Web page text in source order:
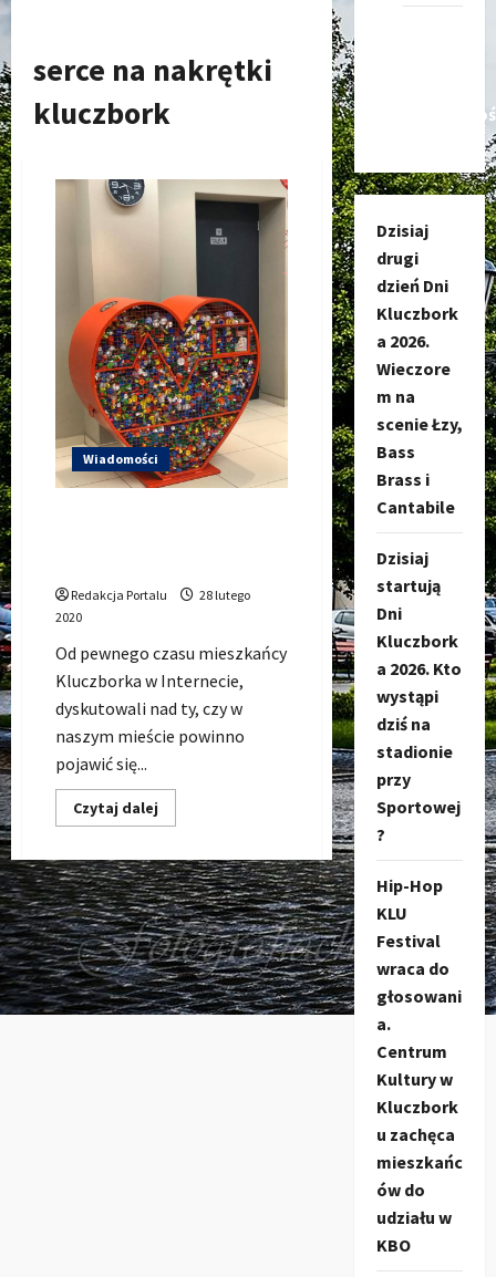
serce na nakrętki
kluczbork
Wiadomości
Redakcja Portalu
28 lutego
2020
Od pewnego czasu mieszkańcy
Kluczborka w Internecie,
dyskutowali nad ty, czy w
naszym mieście powinno
pojawić się...
Czytaj dalej
się
W
Kinie
bajka
stanęło
serce
na
nakrętki.
Zapełniono
je
w
Dzisiaj
drugi
dzień Dni
Kluczbork
a 2026.
Wieczore
m na
scenie Łzy,
Bass
Brass i
Cantabile
Dzisiaj
startują
Dni
Kluczbork
a 2026. Kto
wystąpi
dziś na
stadionie
przy
Sportowej
?
Hip-Hop
KLU
Festival
wraca do
głosowani
a.
Centrum
Kultury w
Kluczbork
u zachęca
mieszkańc
ów do
udziału w
KBO